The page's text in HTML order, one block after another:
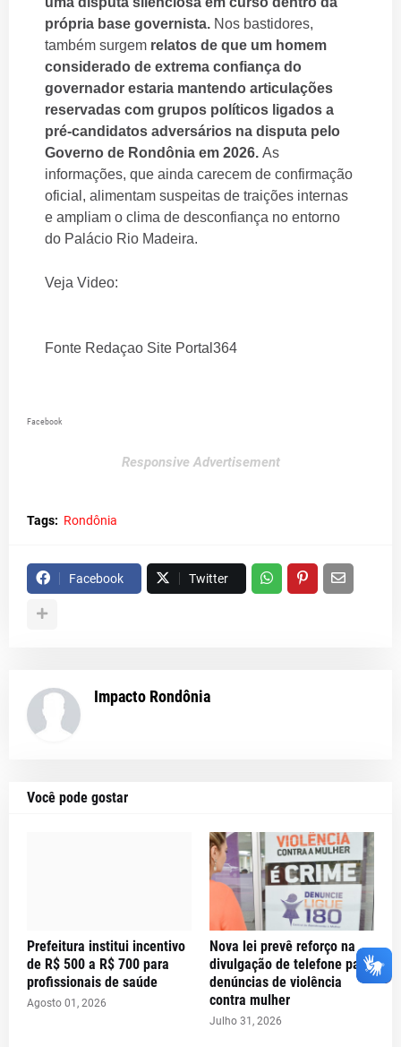
própria base governista. Nos bastidores,
também surgem relatos de que um homem
considerado de extrema confiança do
governador estaria mantendo articulações
reservadas com grupos políticos ligados a
pré-candidatos adversários na disputa pelo
Governo de Rondônia em 2026. As
informações, que ainda carecem de confirmação
oficial, alimentam suspeitas de traições internas
e ampliam o clima de desconfiança no entorno
do Palácio Rio Madeira.
Veja Video:
Fonte Redaçao Site Portal364
Facebook
Responsive Advertisement
Tags: Rondônia
Facebook Twitter
Impacto Rondônia
Você pode gostar
Prefeitura institui incentivo
de R$ 500 a R$ 700 para
profissionais de saúde
Agosto 01, 2026
Nova lei prevê reforço na
divulgação de telefone para
denúncias de violência
contra mulher
Julho 31, 2026